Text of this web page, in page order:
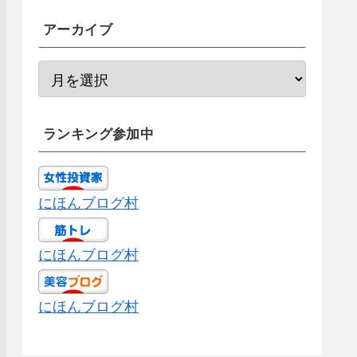
アーカイブ
ランキング参加中
にほんブログ村
にほんブログ村
にほんブログ村